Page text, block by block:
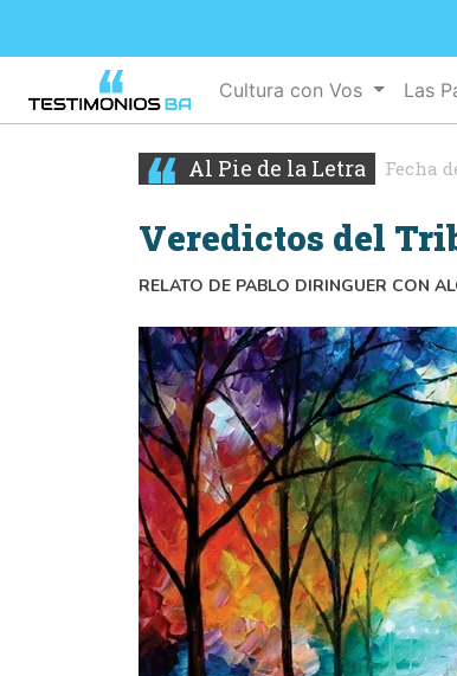
Cultura con Vos Las
Al Pie de la Letra Fecha
Veredictos del
RELATO DE PABLO DIRINGUER CON